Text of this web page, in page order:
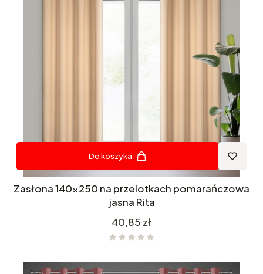
Do koszyka
Zasłona 140x250 na przelotkach pomarańczowa
jasna Rita
Cena
40,85 zł